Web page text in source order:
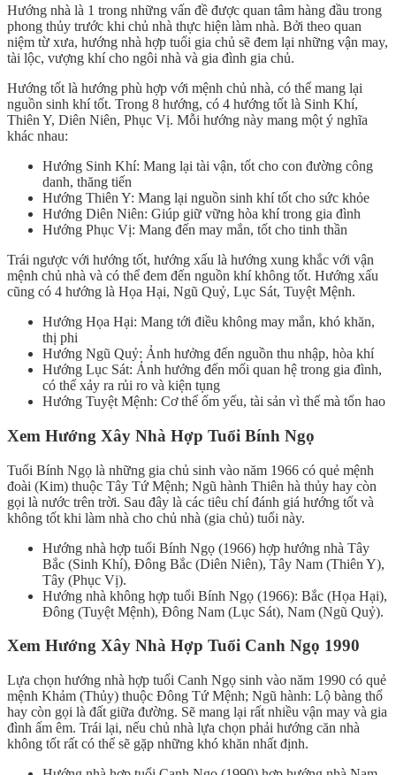
Hướng nhà là 1 trong những vấn đề được quan tâm hàng đầu trong
phong thủy trước khi chủ nhà thực hiện làm nhà. Bởi theo quan
niệm từ xưa, hướng nhà hợp tuổi gia chủ sẽ đem lại những vận may,
tài lộc, vượng khí cho ngôi nhà và gia đình gia chủ.
Hướng tốt là hướng phù hợp với mệnh chủ nhà, có thể mang lại
nguồn sinh khí tốt. Trong 8 hướng, có 4 hướng tốt là Sinh Khí,
Thiên Y, Diên Niên, Phục Vị. Mỗi hướng này mang một ý nghĩa
khác nhau:
Hướng Sinh Khí: Mang lại tài vận, tốt cho con đường công
danh, thăng tiến
Hướng Thiên Y: Mang lại nguồn sinh khí tốt cho sức khỏe
Hướng Diên Niên: Giúp giữ vững hòa khí trong gia đình
Hướng Phục Vị: Mang đến may mắn, tốt cho tinh thần
Trái ngược với hướng tốt, hướng xấu là hướng xung khắc với vận
mệnh chủ nhà và có thể đem đến nguồn khí không tốt. Hướng xấu
cũng có 4 hướng là Họa Hại, Ngũ Quỷ, Lục Sát, Tuyệt Mệnh.
Hướng Họa Hại: Mang tới điều không may mắn, khó khăn,
thị phi
Hướng Ngũ Quỷ: Ảnh hưởng đến nguồn thu nhập, hòa khí
Hướng Lục Sát: Ảnh hưởng đến mối quan hệ trong gia đình,
có thể xảy ra rủi ro và kiện tụng
Hướng Tuyệt Mệnh: Cơ thể ốm yếu, tài sản vì thế mà tổn hao
Xem Hướng Xây Nhà Hợp Tuổi Bính Ngọ
Tuổi Bính Ngọ là những gia chủ sinh vào năm 1966 có quẻ mệnh
đoài (Kim) thuộc Tây Tứ Mệnh; Ngũ hành Thiên hà thủy hay còn
gọi là nước trên trời. Sau đây là các tiêu chí đánh giá hướng tốt và
không tốt khi làm nhà cho chủ nhà (gia chủ) tuổi này.
Hướng nhà hợp tuổi Bính Ngọ (1966) hợp hướng nhà Tây
Bắc (Sinh Khí), Đông Bắc (Diên Niên), Tây Nam (Thiên Y),
Tây (Phục Vị).
Hướng nhà không hợp tuổi Bính Ngọ (1966): Bắc (Họa Hại),
Đông (Tuyệt Mệnh), Đông Nam (Lục Sát), Nam (Ngũ Quỷ).
Xem Hướng Xây Nhà Hợp Tuổi Canh Ngọ 1990
Lựa chọn hướng nhà hợp tuổi Canh Ngọ sinh vào năm 1990 có quẻ
mệnh Khảm (Thủy) thuộc Đông Tứ Mệnh; Ngũ hành: Lộ bàng thổ
hay còn gọi là đất giữa đường. Sẽ mang lại rất nhiều vận may và gia
đình ấm êm. Trái lại, nếu chủ nhà lựa chọn phải hướng căn nhà
không tốt rất có thể sẽ gặp những khó khăn nhất định.